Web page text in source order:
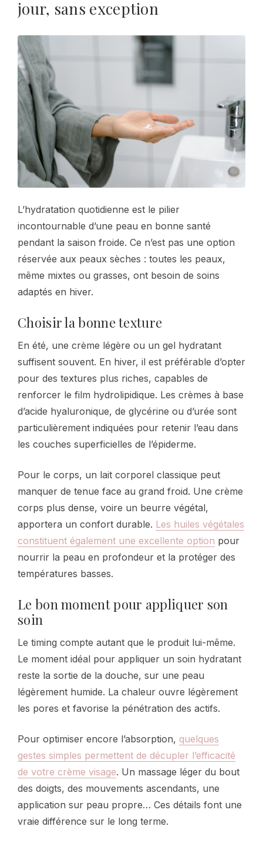
jour, sans exception
L’hydratation quotidienne est le pilier
incontournable d’une peau en bonne santé
pendant la saison froide. Ce n’est pas une option
réservée aux peaux sèches : toutes les peaux,
même mixtes ou grasses, ont besoin de soins
adaptés en hiver.
Choisir la bonne texture
En été, une crème légère ou un gel hydratant
suffisent souvent. En hiver, il est préférable d’opter
pour des textures plus riches, capables de
renforcer le film hydrolipidique. Les crèmes à base
d’acide hyaluronique, de glycérine ou d’urée sont
particulièrement indiquées pour retenir l’eau dans
les couches superficielles de l’épiderme.
Pour le corps, un lait corporel classique peut
manquer de tenue face au grand froid. Une crème
corps plus dense, voire un beurre végétal,
apportera un confort durable. Les huiles végétales
constituent également une excellente option pour
nourrir la peau en profondeur et la protéger des
températures basses.
Le bon moment pour appliquer son
soin
Le timing compte autant que le produit lui-même.
Le moment idéal pour appliquer un soin hydratant
reste la sortie de la douche, sur une peau
légèrement humide. La chaleur ouvre légèrement
les pores et favorise la pénétration des actifs.
Pour optimiser encore l’absorption, quelques
gestes simples permettent de décupler l’efficacité
de votre crème visage. Un massage léger du bout
des doigts, des mouvements ascendants, une
application sur peau propre… Ces détails font une
vraie différence sur le long terme.